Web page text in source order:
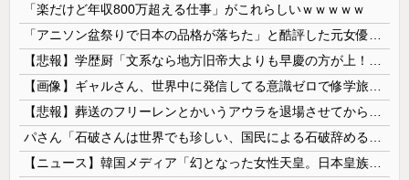
「楽だけど年収800万超える仕事」がこれらしいｗｗｗｗｗ